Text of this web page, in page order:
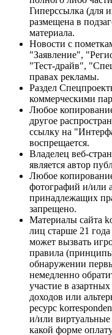
Гиперссылка (для
размещена в
материала.
Новости с
"Заявление",
"Тест-драйв",
правах рекламы.
Раздел
коммерческими
Любое
другое
ссылку на
воспрещается.
Владелец веб-
является автор
Любое
фотографий и/или
принадлежащих
запрещено.
Материалы сайта
лиц старше 21
может вызвать
правила
обнаружении
немедленно
участие в
доходов или
ресурс
и/или
какой форме